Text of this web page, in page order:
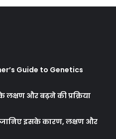
Guide to Genetics
लक्षण और बढ़ने की प्रक्रिया
इसके कारण, लक्षण और